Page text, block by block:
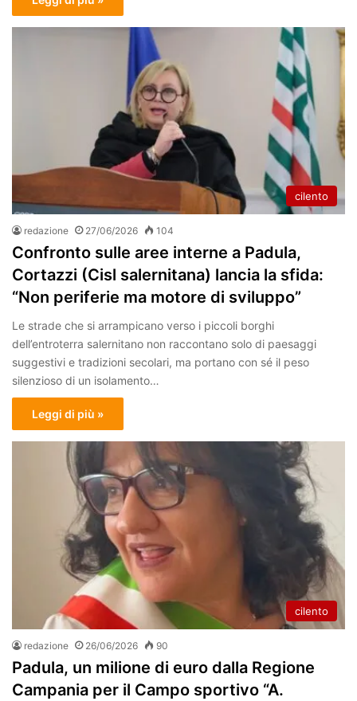
cilento
redazione 27/06/2026 104
Confronto sulle aree interne a Padula,
Cortazzi (Cisl salernitana) lancia la sfida:
“Non periferie ma motore di sviluppo”
Le strade che si arrampicano verso i piccoli borghi
dell’entroterra salernitano non raccontano solo di paesaggi
suggestivi e tradizioni secolari, ma portano con sé il peso
silenzioso di un isolamento…
Leggi di più »
cilento
redazione 26/06/2026 90
Padula, un milione di euro dalla Regione
Campania per il Campo sportivo “A.